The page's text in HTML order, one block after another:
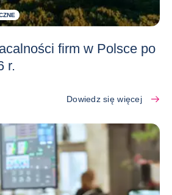
firm w Polsce po
r.
Dowiedz się więcej